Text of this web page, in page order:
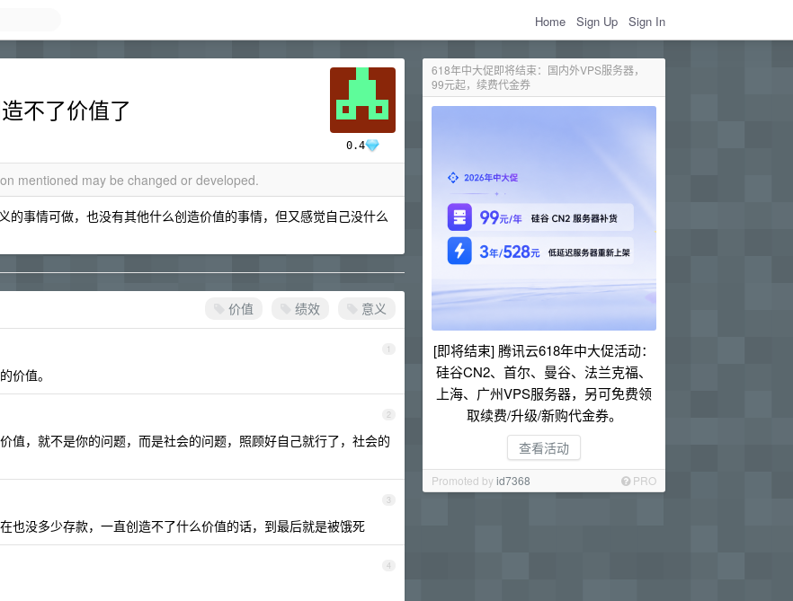
Home Sign Up Sign In
618年中大促即将结束：国内外VPS服务器，
99元起，续费代金券
[即将结束] 腾讯云618年中大促活动：
硅谷CN2、首尔、曼谷、法兰克福、
上海、广州VPS服务器，另可免费领
取续费/升级/新购代金券。
查看活动
Promoted byid7368 PRO
0.4
不了价值了
mentioned may be changed or developed.
的事情可做，也没有其他什么创造价值的事情，但又感觉自己没什么
价值 绩效 意义
1
价值。
2
值，就不是你的问题，而是社会的问题，照顾好自己就行了，社会的
3
也没多少存款，一直创造不了什么价值的话，到最后就是被饿死
4